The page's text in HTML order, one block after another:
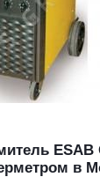
ESAB
в